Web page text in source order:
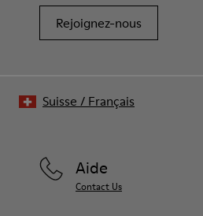
Rejoignez-nous
Aide
Contact Us
Suisse / Français